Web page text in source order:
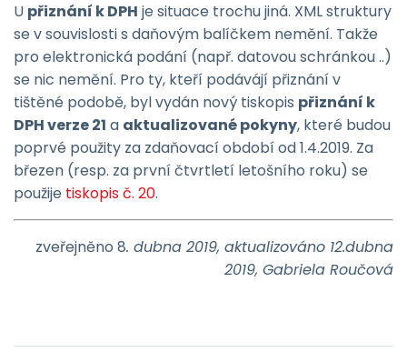
U přiznání k DPH je situace trochu jiná. XML struktury
se v souvislosti s daňovým balíčkem nemění. Takže
pro elektronická podání (např. datovou schránkou ..)
se nic nemění. Pro ty, kteří podávájí přiznání v
tištěné podobě, byl vydán nový tiskopis přiznání k
DPH verze 21 a aktualizované pokyny, které budou
poprvé použity za zdaňovací období od 1.4.2019. Za
březen (resp. za první čtvrtletí letošního roku) se
použije tiskopis č. 20.
zveřejněno 8. dubna 2019, aktualizováno 12.dubna
2019, Gabriela Roučová